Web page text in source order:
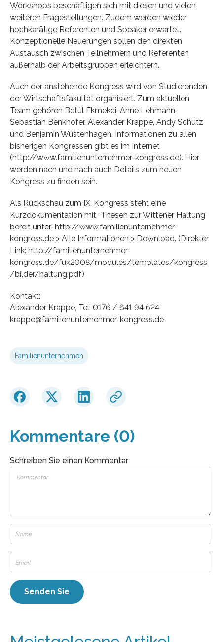
Workshops beschäftigen sich mit diesen und vielen
weiteren Fragestellungen. Zudem werden wieder
hochkarätige Referenten und Speaker erwartet.
Konzeptionelle Neuerungen sollen den direkten
Austausch zwischen Teilnehmern und Referenten
außerhalb der Arbeitsgruppen erleichtern.
Auch der anstehende Kongress wird von Studierenden
der Wirtschaftsfakultät organisiert. Zum aktuellen
Team gehören Betül Ekmekci, Anne Lehmann,
Sebastian Benkhofer, Alexander Krappe, Andy Schütz
und Benjamin Wüstenhagen. Informationen zu allen
bisherigen Kongressen gibt es im Internet
(http://www.familienunternehmer-kongress.de). Hier
werden nach und nach auch Details zum neuen
Kongress zu finden sein.
Als Rückschau zum IX. Kongress steht eine
Kurzdokumentation mit “Thesen zur Wittener Haltung”
bereit unter: http://www.familienunternehmer-
kongress.de > Alle Informationen > Download. (Direkter
Link: http://familienunternehmer-
kongress.de/fuk2008/modules/templates/kongress
/bilder/haltung.pdf)
Kontakt:
Alexander Krappe, Tel: 0176 / 641 94 624
krappe@familienunternehmer-kongress.de
Familienunternehmen
Kommentare (0)
Schreiben Sie einen Kommentar